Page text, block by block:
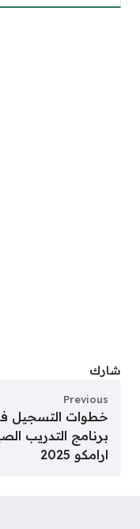
شارك
Previous
خطوات التسجيل
برنامج التدريب
ارامكو 2025